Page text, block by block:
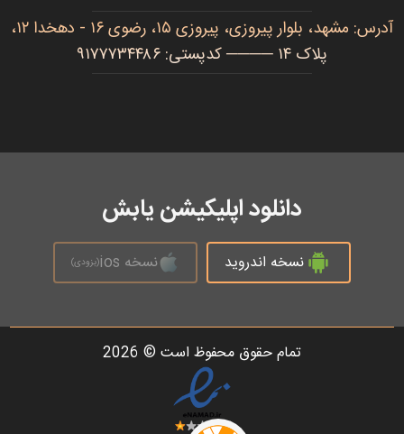
آدرس: مشهد، بلوار پیروزی، پیروزی ۱۵، رضوی ۱۶ - دهخدا ۱۲،
پلاک ۱۴ ──── کدپستی: ۹۱۷۷۷۳۴۴۸۶
دانلود اپلیکیشن یابش
نسخه اندروید نسخه ios (بزودی)
تمام حقوق محفوظ است © 2026